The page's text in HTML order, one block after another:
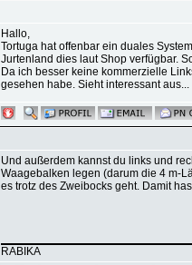
Hallo,
Tortuga hat offenbar ein duales
Jurtenland dies laut Shop verfügbar.
Da ich besser keine kommerzielle
gesehen habe. Sieht interessant aus...
Und außerdem kannst du links und
Waagebalken legen (darum die 4 m-
es trotz des Zweibocks geht. Damit
RABIKA